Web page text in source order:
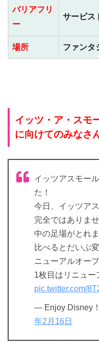
バリアフリ
ー
サービス
場所 ファンタ
イッツ・ア・スモ
に向けてのみなさ
イッツアスモー
た！
今日、イッツア
完全ではありま
中の足場がとれ
比べるとだいぶ
ニューアルオー
1枚目はリニュー
pic.twitter.com/
— Enjoy Disney
年2月16日